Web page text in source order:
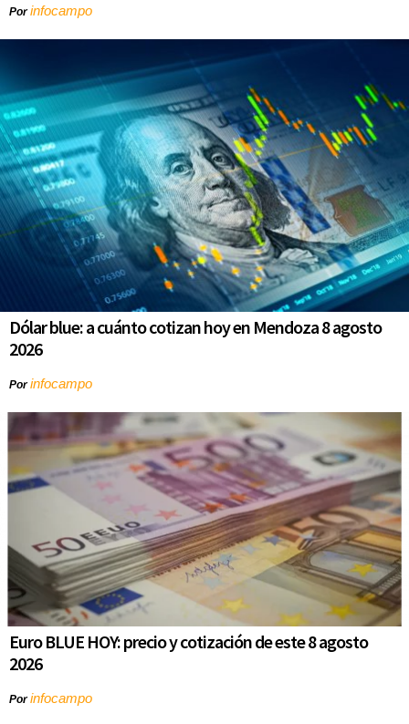
Porinfocampo
Dólar blue: a cuánto cotizan hoy en Mendoza 8 agosto
2026
Porinfocampo
Euro BLUE HOY: precio y cotización de este 8 agosto
2026
Porinfocampo